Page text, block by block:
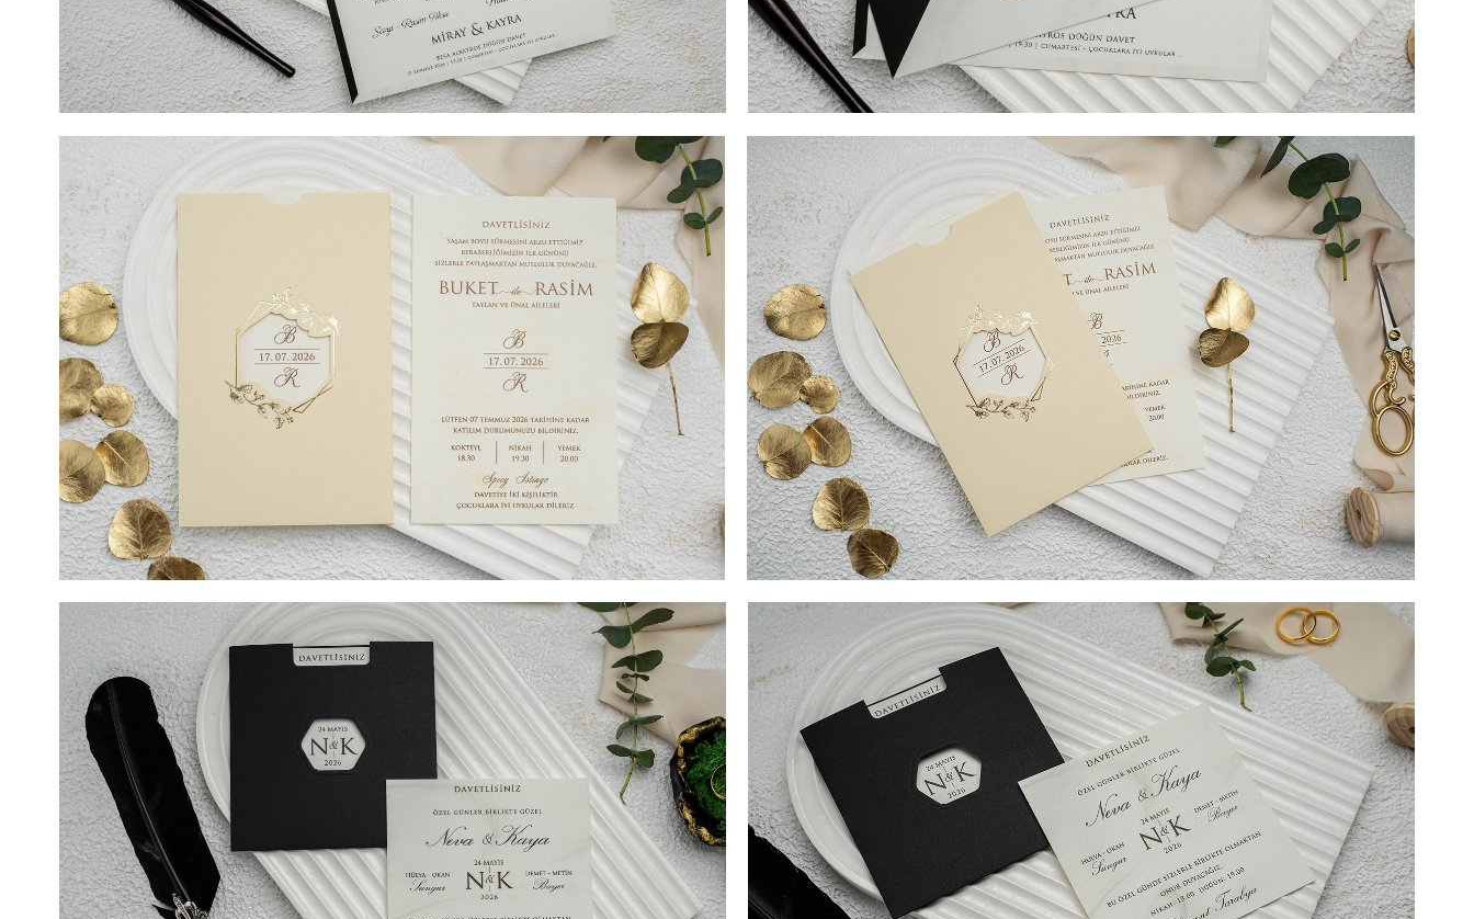
COD- 9152ek / 5,20 LEI (Prețul include tipărirea) + 2 LEI TIPĂRIRE PLIC (Opțional) + 3
LEI SIGILIU CEARĂ (Opțional). DIMENSIUNE 19,6 cm x 13,9 cm. SUPRAFATA DE
TIPARIRE 19,6 cm x 13,9 cm. Va doriti o invitatie de nunta eleganta si deosebita?
Aceasta invitatie de nunta eleganta, pusa in evidenta de detaliile aurii, este
confectionata dintr-un carton putin lucios, fara striatii, destinat textului. Combinatia
ideala de culori si atentia sporita pentru detalii fac ca aceasta invitatie de nunta sa
fie foarte apreciata. Invitatia prezinta un mic orificiu in care noi recomandam sa fie
trecute numele mirilor sau data evenimentului. Acest text evidentiat va fi vizibil si
cand invitatia de nunta este inchisa. Invitatia de nunta va fi introdusa intr-o piesa tip
buzunar, foarte eleganta si moderna, care ii va incanta pe invitatii dvs. Alegand
acest model de invitatie de nunta si personalizand-o cu textul potrivit
evenimentului dvs. va asigurati ca oferiti invitatilor dvs. o mica parte din
frumusetea evenimentului ce va urma.
COD- 9152ek / 5,20 LEI (Prețul include tipărirea) + 2 LEI TIPĂRIRE PLIC (Opțional) + 3
LEI SIGILIU CEARĂ (Opțional). DIMENSIUNE 19,6 cm x 13,9 cm. SUPRAFATA DE
TIPARIRE 19,6 cm x 13,9 cm. Va doriti o invitatie de nunta eleganta si deosebita?
Aceasta invitatie de nunta eleganta, pusa in evidenta de detaliile aurii, este
confectionata dintr-un carton putin lucios, fara striatii, destinat textului. Combinatia
ideala de culori si atentia sporita pentru detalii fac ca aceasta invitatie de nunta sa
fie foarte apreciata. Invitatia prezinta un mic orificiu in care noi recomandam sa fie
trecute numele mirilor sau data evenimentului. Acest text evidentiat va fi vizibil si
cand invitatia de nunta este inchisa. Invitatia de nunta va fi introdusa intr-o piesa tip
buzunar, foarte eleganta si moderna, care ii va incanta pe invitatii dvs. Alegand
acest model de invitatie de nunta si personalizand-o cu textul potrivit
evenimentului dvs. va asigurati ca oferiti invitatilor dvs. o mica parte din
frumusetea evenimentului ce va urma.
COD- 9154ek / 4,90 LEI (Prețul include tipărirea) + 2 LEI TIPĂRIRE PLIC (Opțional) + 3
LEI SIGILIU CEARĂ (Opțional). DIMENSIUNE 10,8 cm x 17,3 cm. SUPRAFATA DE
TIPARIRE 10,8 cm x 17,3 cm. Combinatia de crem si auriu fac din aceasta invitatie de
nunta, un model extrem de apreciat pentru eleganta si rafinament. Textul
personalizat dupa dorintele mirilor, va fi tiparit pe un carton lucios, fara striatii si va
fi pus in evidenta datorita detaliilor atat de atent alese. Invitatia de nunta are in
partea centrala, un decupaj pentru un plus de eleganta si efect. Pentru ca
informatiile trecute in acest decupaj vor fi vizibile si cand invitatia este inchisa, noi
va sugeram ca aici sa treceti numele mirilor, initialele mirilor sau chiar data nuntii.
Invitatia va fi introdusa intr- piesa tip buzunar, de culoare crem iar detaliile aurii vor
da invitatiei de nunta o nota de distinctie. Invitatii dvs. vor fi impresionati cand vor
primi acest model deosebit de invitatie de nunta.
COD- 9154ek / 4,90 LEI (Prețul include tipărirea) + 2 LEI TIPĂRIRE PLIC (Opțional) + 3
LEI SIGILIU CEARĂ (Opțional). DIMENSIUNE 10,8 cm x 17,3 cm. SUPRAFATA DE
TIPARIRE 10,8 cm x 17,3 cm. Combinatia de crem si auriu fac din aceasta invitatie de
nunta, un model extrem de apreciat pentru eleganta si rafinament. Textul
personalizat dupa dorintele mirilor, va fi tiparit pe un carton lucios, fara striatii si va
fi pus in evidenta datorita detaliilor atat de atent alese. Invitatia de nunta are in
partea centrala, un decupaj pentru un plus de eleganta si efect. Pentru ca
informatiile trecute in acest decupaj vor fi vizibile si cand invitatia este inchisa, noi
va sugeram ca aici sa treceti numele mirilor, initialele mirilor sau chiar data nuntii.
Invitatia va fi introdusa intr- piesa tip buzunar, de culoare crem iar detaliile aurii vor
da invitatiei de nunta o nota de distinctie. Invitatii dvs. vor fi impresionati cand vor
primi acest model deosebit de invitatie de nunta.